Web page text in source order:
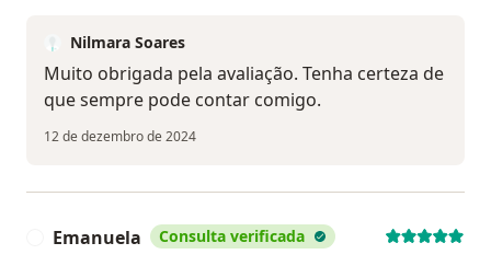
Nilmara Soares
Muito obrigada pela avaliação. Tenha certeza de
que sempre pode contar comigo.
12 de dezembro de 2024
Emanuela Consulta verificada